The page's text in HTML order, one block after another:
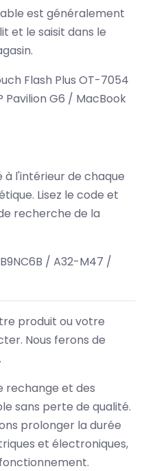
est généralement
et le saisit dans le
Flash Plus OT-7054
Pavilion G6 / MacBook
l'intérieur de chaque
Lisez le code et
recherche de la
/ A32-M47 /
produit ou votre
Nous ferons de
rechange et des
sans perte de qualité.
prolonger la durée
et électroniques,